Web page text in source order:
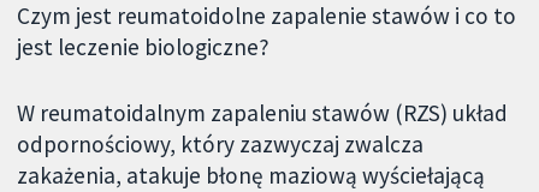
Czym jest reumatoidolne zapalenie stawów i co to
jest leczenie biologiczne?
W reumatoidalnym zapaleniu stawów (RZS) układ
odpornościowy, który zazwyczaj zwalcza
zakażenia, atakuje błonę maziową wyściełającą